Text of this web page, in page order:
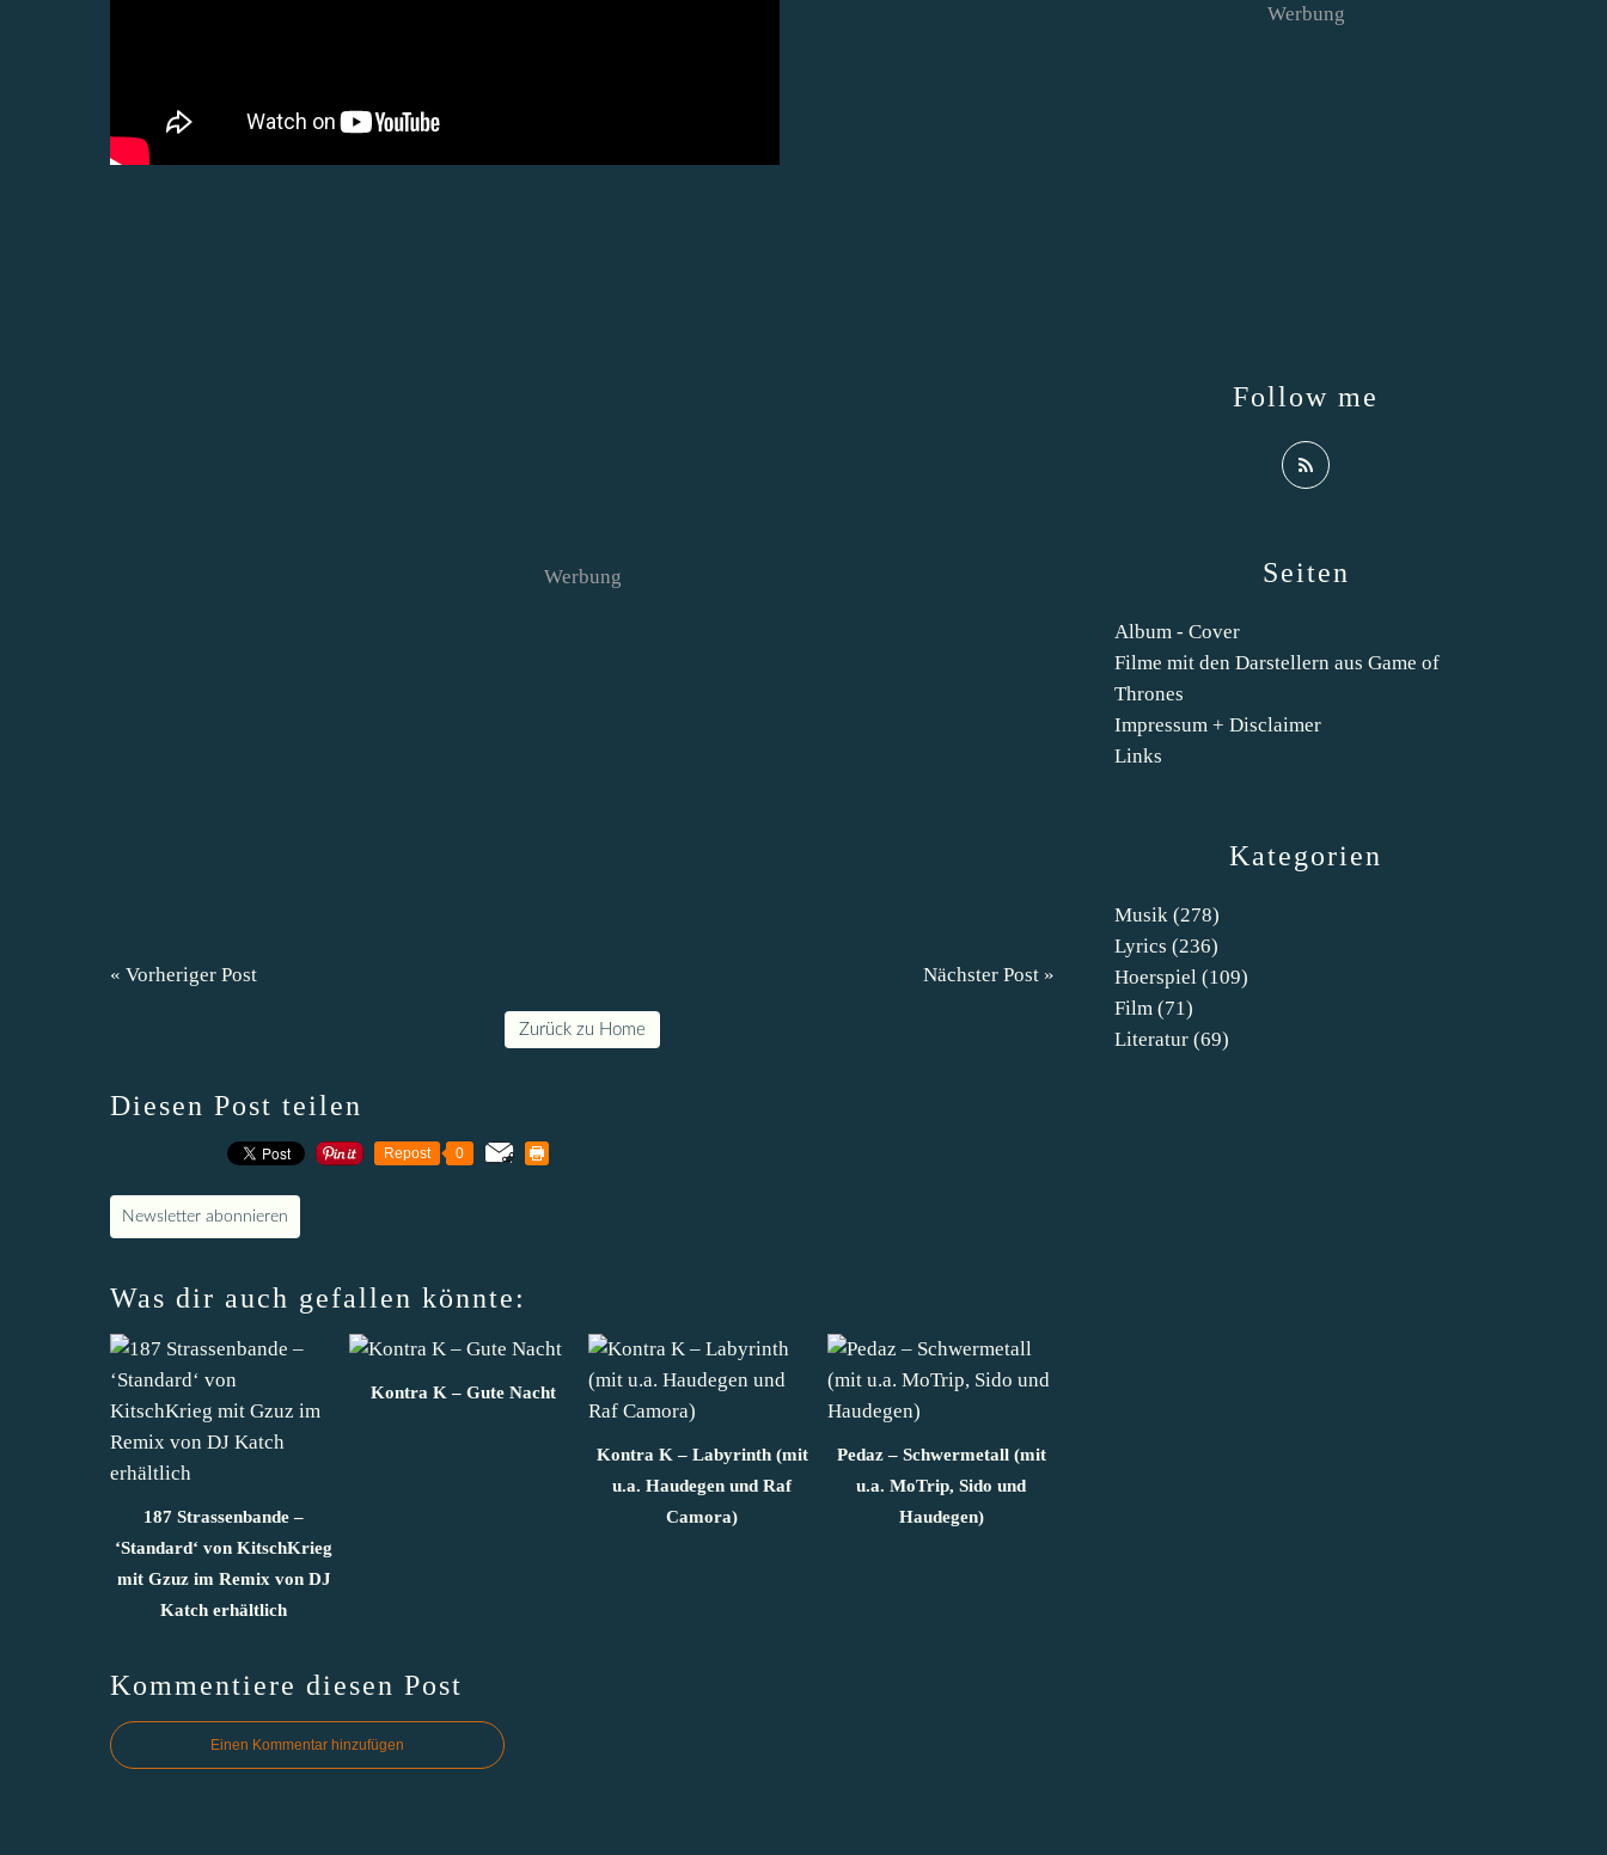
Werbung
« Vorheriger Post Nächster Post »
Zurück zu Home
Diesen Post teilen
Repost 0
Newsletter abonnieren
Was dir auch gefallen könnte:
187 Strassenbande –
‘Standard‘ von KitschKrieg
mit Gzuz im Remix von DJ
Katch erhältlich
Kontra K – Gute Nacht
Kontra K – Labyrinth (mit
u.a. Haudegen und Raf
Camora)
Pedaz – Schwermetall (mit
u.a. MoTrip, Sido und
Haudegen)
Kommentiere diesen Post
Einen Kommentar hinzufügen
Kategorien
Musik (278)
Lyrics (236)
Hoerspiel (109)
Film (71)
Literatur (69)
Seiten
Album - Cover
Filme mit den Darstellern aus Game of
Thrones
Impressum + Disclaimer
Links
Follow me
Werbung